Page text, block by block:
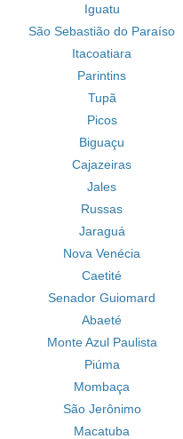
Iguatu
São Sebastião do Paraíso
Itacoatiara
Parintins
Tupã
Picos
Biguaçu
Cajazeiras
Jales
Russas
Jaraguá
Nova Venécia
Caetité
Senador Guiomard
Abaeté
Monte Azul Paulista
Piúma
Mombaça
São Jerônimo
Macatuba